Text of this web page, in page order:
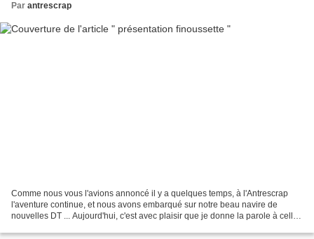
Par antrescrap
Comme nous vous l'avions annoncé il y a quelques temps, à l'Antrescrap
l'aventure continue, et nous avons embarqué sur notre beau navire de
nouvelles DT ... Aujourd'hui, c'est avec plaisir que je donne la parole à celle